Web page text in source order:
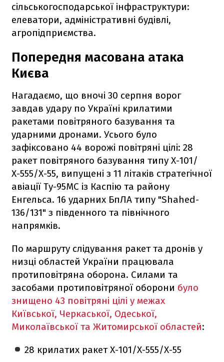
сільськогосподарської інфраструктури:
елеватори, адміністративні будівлі,
агропідприємства.
Попередня масована атака
Києва
Нагадаємо, що вночі 30 серпня ворог
завдав удару по Україні крилатими
ракетами повітряного базування та
ударними дронами. Усього було
зафіксовано 44 ворожі повітряні цілі: 28
ракет повітряного базування типу Х-101/
Х-555/Х-55, випущені з 11 літаків стратегічної
авіації Ту-95МС із Каспію та району
Енгельса. 16 ударних БпЛА типу "Shahed-
136/131" з південного та північного
напрямків.
По маршруту слідування ракет та дронів у
низці областей України працювала
протиповітряна оборона. Силами та
засобами протиповітряної оборони було
знищено 43 повітряні цілі у межах
Київської, Черкаської, Одеської,
Миколаївської та Житомирської областей:
28 крилатих ракет Х-101/Х-555/Х-55